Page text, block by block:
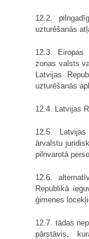
12.2.
uzturēšanās
12.3. Eiropas
zonas valsts
Latvijas
uzturēšanās
12.4. Latvijas
12.5.
ārvalstu
pilnvarotā
12.6.
Republikā
ģimenes
12.7. tādas
pārstāvis,